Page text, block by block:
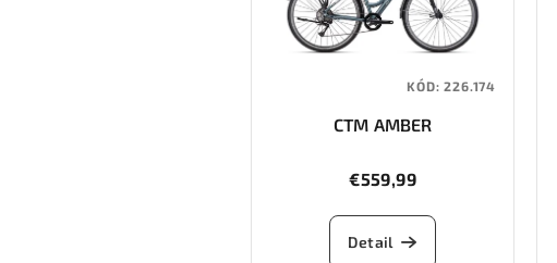
CTM AMBER
€559,99
Detail
KÓD:226.174